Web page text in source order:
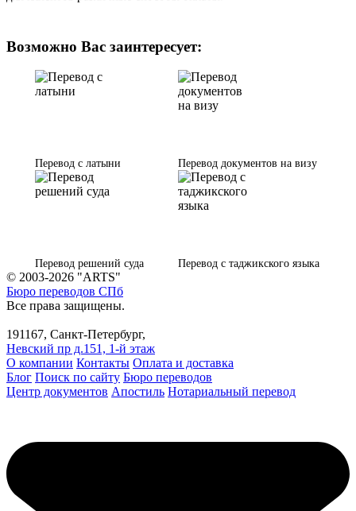
Возможно Вас заинтересует:
Перевод с латыни Перевод документов на визу
Перевод решений суда Перевод с таджикского языка
© 2003-2026 "ARTS"
Бюро переводов СПб
Все права защищены.
191167, Санкт-Петербург,
Невский пр д.151, 1-й этаж
О компании Контакты Оплата и доставка
Блог Поиск по сайту Бюро переводов
Центр документов Апостиль Нотариальный перевод